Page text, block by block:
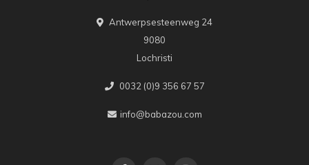
Antwerpsesteenweg 24
9080
Lochristi
0032 (0)9 356 67 57
info@babazou.com